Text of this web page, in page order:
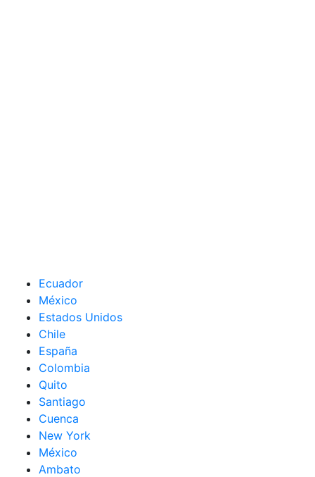
Ecuador
México
Estados Unidos
Chile
España
Colombia
Quito
Santiago
Cuenca
New York
México
Ambato